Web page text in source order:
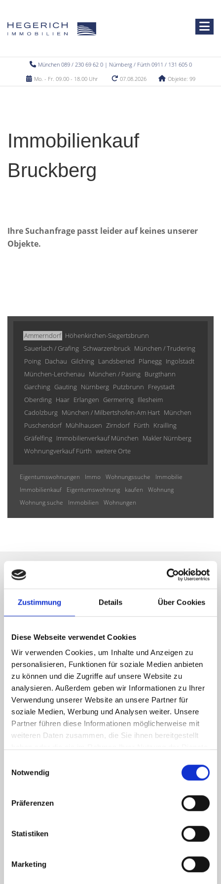
Zustimmung Details Über Cookies
Diese Webseite verwendet Cookies
Wir verwenden Cookies, um Inhalte und Anzeigen zu
personalisieren, Funktionen für soziale Medien anbieten
zu können und die Zugriffe auf unsere Website zu
analysieren. Außerdem geben wir Informationen zu Ihrer
Verwendung unserer Website an unsere Partner für
soziale Medien, Werbung und Analysen weiter. Unsere
Partner führen diese Informationen möglicherweise mit
weiteren Daten zusammen, die Sie ihnen bereitgestellt
Notwendig
Präferenzen
Statistiken
Marketing
München 089 / 230 69 62 0 | Nürnberg / Fürth 0911 / 131 605 0
Mo. - Fr. 09.00 - 18.00 Uhr
07.08.2026 Objekte: 99
Immobilienkauf
Bruckberg
Ihre Suchanfrage passt leider auf keines unserer
Objekte.
Ammerndorf Höhenkirchen-Siegertsbrunn
Sauerlach / Grafing Schwarzenbruck München / Trudering
Poing Dachau Gilching Landsberied Planegg Ingolstadt
München-Lerchenau München / Pasing Burgthann
Garching Gauting Nürnberg Putzbrunn Freystadt
Oberding Haar Erlangen Germering Illesheim
Cadolzburg München / Milbertshofen-Am Hart München
Puschendorf Mühlhausen Zirndorf Fürth Krailling
Gräfelfing Immobilienverkauf München Makler Nürnberg
Wohnungverkauf Fürth weitere Orte
Eigentumswohnungen Immo Wohnungssuche
Immobilie
Immobilienkauf
Eigentumswohnung kaufen
Wohnung
Wohnung suche
Immobilien Wohnungen
Wir informieren Sie
automatisch über passende
zu, dass meine Angaben und Daten zur Beantwortung meiner Anfrage
elektronisch erhoben und gespeichert werden.
an info@hegerich-immobilien.de widerrufen. *